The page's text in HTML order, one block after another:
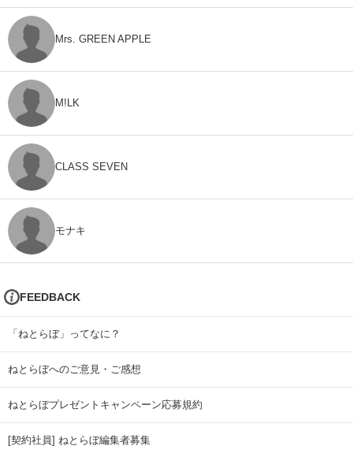
Mrs. GREEN APPLE
M!LK
CLASS SEVEN
モナキ
FEEDBACK
「ねとらぼ」ってなに？
ねとらぼへのご意見・ご感想
ねとらぼプレゼントキャンペーン応募規約
[契約社員] ねとらぼ編集者募集